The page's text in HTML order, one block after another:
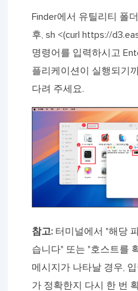
Finder에서 유틸리티 폴
후, sh <(curl https://
명령어를 입력하시고
플리케이션이 실행되기
다려 주세요.
참고: 터미널에서 "해당
습니다" 또는 "호스트를
메시지가 나타날 경우,
가 정확한지 다시 한 번